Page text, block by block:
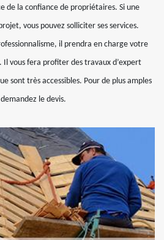
de la confiance de propriétaires. Si une
vous pouvez solliciter ses services.
il prendra en charge votre
vous fera profiter des travaux d’expert
sont très accessibles. Pour de plus amples
le devis.